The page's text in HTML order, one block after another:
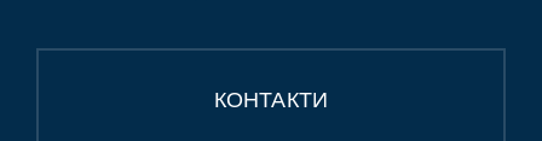
КОНТАКТИ